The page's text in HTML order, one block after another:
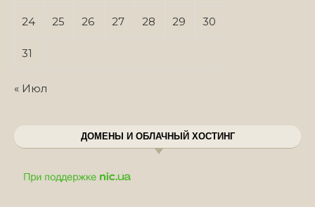
24 25 26 27 28 29 30
31
« Июл
ДОМЕНЫ И ОБЛАЧНЫЙ ХОСТИНГ